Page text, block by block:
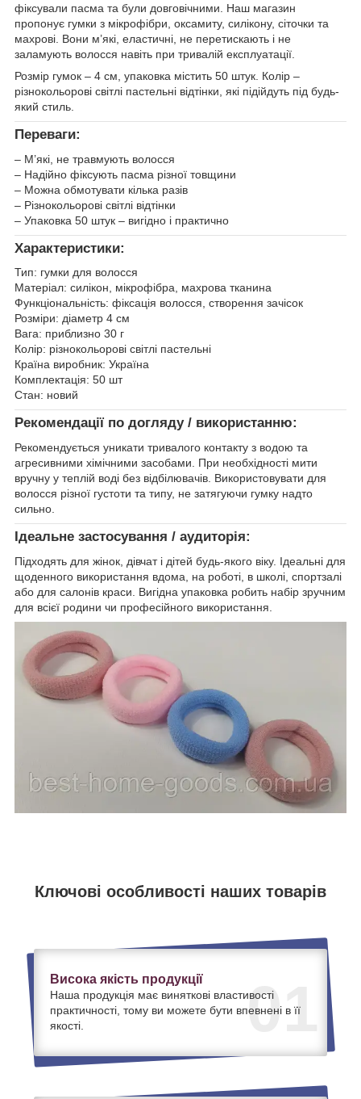
фіксували пасма та були довговічними. Наш магазин
пропонує гумки з мікрофібри, оксамиту, силікону, сіточки та
махрові. Вони м’які, еластичні, не перетискають і не
заламують волосся навіть при тривалій експлуатації.
Розмір гумок – 4 см, упаковка містить 50 штук. Колір –
різнокольорові світлі пастельні відтінки, які підійдуть під будь-
який стиль.
Переваги:
– М’які, не травмують волосся
– Надійно фіксують пасма різної товщини
– Можна обмотувати кілька разів
– Різнокольорові світлі відтінки
– Упаковка 50 штук – вигідно і практично
Характеристики:
Тип: гумки для волосся
Матеріал: силікон, мікрофібра, махрова тканина
Функціональність: фіксація волосся, створення зачісок
Розміри: діаметр 4 см
Вага: приблизно 30 г
Колір: різнокольорові світлі пастельні
Країна виробник: Україна
Комплектація: 50 шт
Стан: новий
Рекомендації по догляду / використанню:
Рекомендується уникати тривалого контакту з водою та
агресивними хімічними засобами. При необхідності мити
вручну у теплій воді без відбілювачів. Використовувати для
волосся різної густоти та типу, не затягуючи гумку надто
сильно.
Ідеальне застосування / аудиторія:
Підходять для жінок, дівчат і дітей будь-якого віку. Ідеальні для
щоденного використання вдома, на роботі, в школі, спортзалі
або для салонів краси. Вигідна упаковка робить набір зручним
для всієї родини чи професійного використання.
Ключові особливості наших товарів
01
Висока якість продукції
Наша продукція має виняткові властивості
практичності, тому ви можете бути впевнені в її
якості.